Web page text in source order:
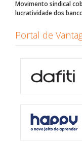
Movimento sindical
lucratividade dos
Portal de